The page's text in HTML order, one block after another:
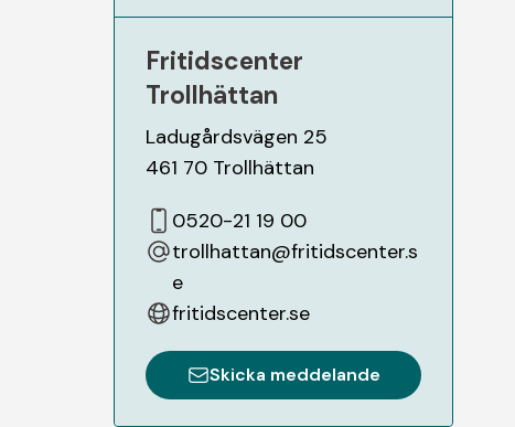
Fritidscenter
Trollhättan
Ladugårdsvägen 25
461 70 Trollhättan
0520-21 19 00
trollhattan@fritidscenter.s
e
fritidscenter.se
Skicka meddelande